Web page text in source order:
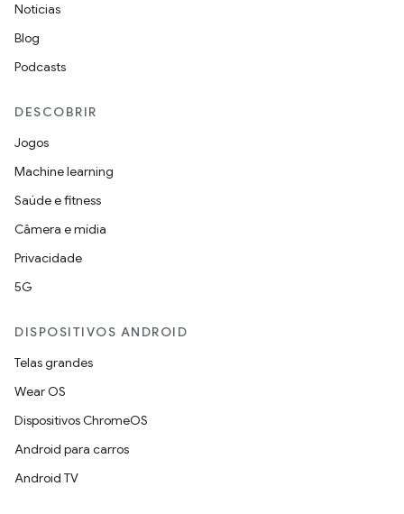
Notícias
Blog
Podcasts
DESCOBRIR
Jogos
Machine learning
Saúde e fitness
Câmera e mídia
Privacidade
5G
DISPOSITIVOS ANDROID
Telas grandes
Wear OS
Dispositivos ChromeOS
Android para carros
Android TV